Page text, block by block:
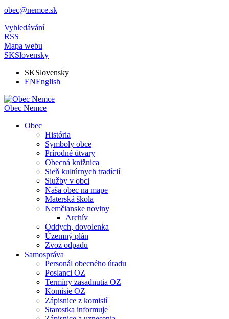
obec@nemce.sk
Vyhledávání
RSS
Mapa webu
SKSlovensky
SKSlovensky
ENEnglish
Obec Nemce
Obec
História
Symboly obce
Prírodné útvary
Obecná knižnica
Sieň kultúrnych tradícií
Služby v obci
Naša obec na mape
Materská škola
Nemčianske noviny
Archív
Oddych, dovolenka
Územný plán
Zvoz odpadu
Samospráva
Personál obecného úradu
Poslanci OZ
Termíny zasadnutia OZ
Komisie OZ
Zápisnice z komisií
Starostka informuje